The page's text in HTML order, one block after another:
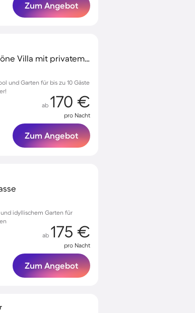
Zum Angebot
Voll ausgestattete wunderschöne Villa mit privatem Pool, Grill und Garten | Hunde erlaubt
und Garten für bis zu 10 Gäste
ab 170 €
pro Nacht
Zum Angebot
idyllischem Garten für
ab 175 €
pro Nacht
Zum Angebot